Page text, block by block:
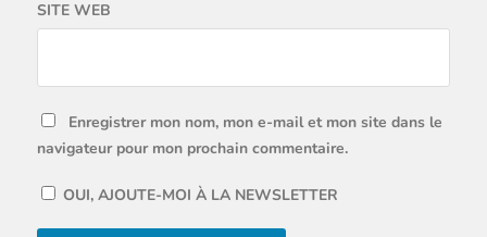
SITE WEB
Enregistrer mon nom, mon e-mail et mon site dans le
navigateur pour mon prochain commentaire.
OUI, AJOUTE-MOI À LA NEWSLETTER